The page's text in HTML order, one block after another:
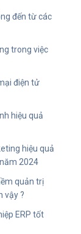
đến từ các
trong việc
điện tử
hiệu quả
hiệu quả
2024
quản trị
vậy ?
ERP tốt